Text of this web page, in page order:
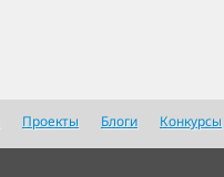
Проекты Блоги Конкурсы